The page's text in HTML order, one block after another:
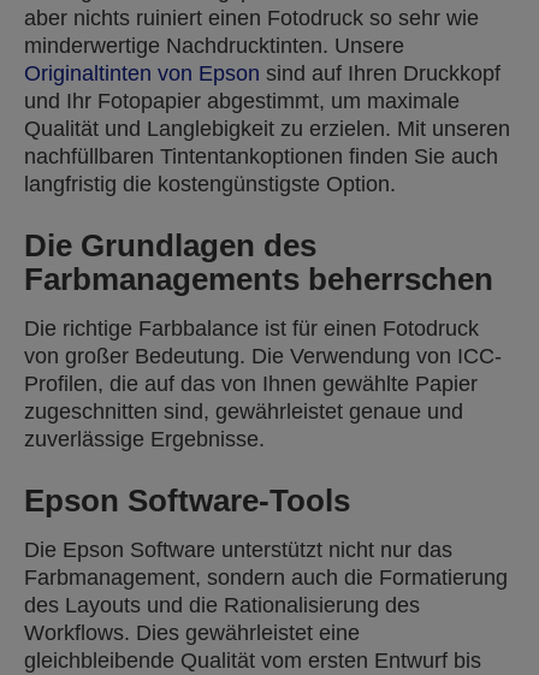
aber nichts ruiniert einen Fotodruck so sehr wie
minderwertige Nachdrucktinten. Unsere
Originaltinten von Epson sind auf Ihren Druckkopf
und Ihr Fotopapier abgestimmt, um maximale
Qualität und Langlebigkeit zu erzielen. Mit unseren
nachfüllbaren Tintentankoptionen finden Sie auch
langfristig die kostengünstigste Option.
Die Grundlagen des
Farbmanagements beherrschen
Die richtige Farbbalance ist für einen Fotodruck
von großer Bedeutung. Die Verwendung von ICC-
Profilen, die auf das von Ihnen gewählte Papier
zugeschnitten sind, gewährleistet genaue und
zuverlässige Ergebnisse.
Epson Software-Tools
Die Epson Software unterstützt nicht nur das
Farbmanagement, sondern auch die Formatierung
des Layouts und die Rationalisierung des
Workflows. Dies gewährleistet eine
gleichbleibende Qualität vom ersten Entwurf bis